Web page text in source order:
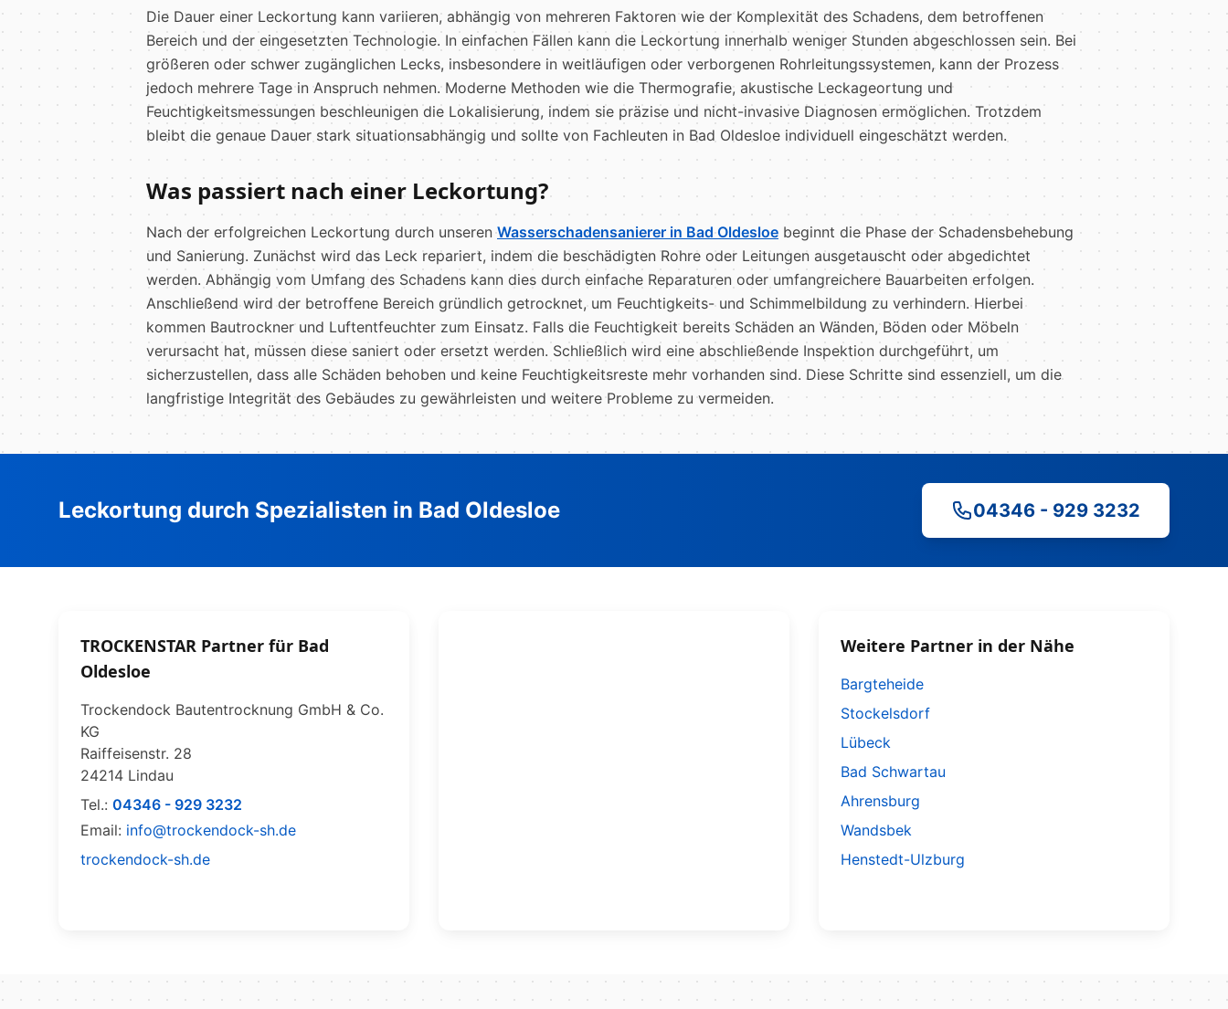
Die Dauer einer Leckortung kann variieren, abhängig von mehreren Faktoren wie der Komplexität des Schadens, dem betroffenen
Bereich und der eingesetzten Technologie. In einfachen Fällen kann die Leckortung innerhalb weniger Stunden abgeschlossen sein. Bei
größeren oder schwer zugänglichen Lecks, insbesondere in weitläufigen oder verborgenen Rohrleitungssystemen, kann der Prozess
jedoch mehrere Tage in Anspruch nehmen. Moderne Methoden wie die Thermografie, akustische Leckageortung und
Feuchtigkeitsmessungen beschleunigen die Lokalisierung, indem sie präzise und nicht-invasive Diagnosen ermöglichen. Trotzdem
bleibt die genaue Dauer stark situationsabhängig und sollte von Fachleuten in Bad Oldesloe individuell eingeschätzt werden.
Was passiert nach einer Leckortung?
Nach der erfolgreichen Leckortung durch unseren Wasserschadensanierer in Bad Oldesloe beginnt die Phase der Schadensbehebung
und Sanierung. Zunächst wird das Leck repariert, indem die beschädigten Rohre oder Leitungen ausgetauscht oder abgedichtet
werden. Abhängig vom Umfang des Schadens kann dies durch einfache Reparaturen oder umfangreichere Bauarbeiten erfolgen.
Anschließend wird der betroffene Bereich gründlich getrocknet, um Feuchtigkeits- und Schimmelbildung zu verhindern. Hierbei
kommen Bautrockner und Luftentfeuchter zum Einsatz. Falls die Feuchtigkeit bereits Schäden an Wänden, Böden oder Möbeln
verursacht hat, müssen diese saniert oder ersetzt werden. Schließlich wird eine abschließende Inspektion durchgeführt, um
sicherzustellen, dass alle Schäden behoben und keine Feuchtigkeitsreste mehr vorhanden sind. Diese Schritte sind essenziell, um die
langfristige Integrität des Gebäudes zu gewährleisten und weitere Probleme zu vermeiden.
Leckortung durch Spezialisten in Bad Oldesloe 04346 - 929 3232
TROCKENSTAR Partner für Bad
Oldesloe
Trockendock Bautentrocknung GmbH & Co.
KG
Raiffeisenstr. 28
24214 Lindau
Tel.: 04346 - 929 3232
Email: info@trockendock-sh.de
trockendock-sh.de
Weitere Partner in der Nähe
Bargteheide
Stockelsdorf
Lübeck
Bad Schwartau
Ahrensburg
Wandsbek
Henstedt-Ulzburg